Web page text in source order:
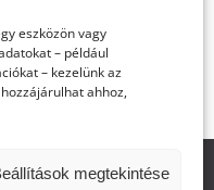
eszközön vagy
– például
– kezelünk az
ahhoz,
megtekintése